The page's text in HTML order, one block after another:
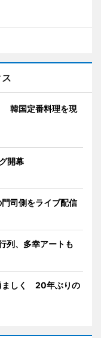
韓国定番料理を現
開幕
司側をライブ配信
列、多幸アートも
ましく 20年ぶりの